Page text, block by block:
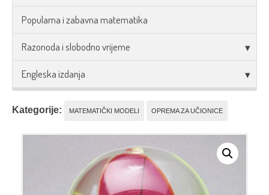
Popularna i zabavna matematika
Razonoda i slobodno vrijeme
Engleska izdanja
Kategorije: MATEMATIČKI MODELI OPREMA ZA UČIONICE